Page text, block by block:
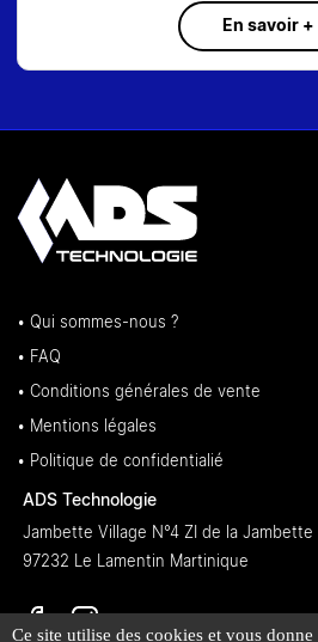
En savoir +
• Qui sommes-nous ?
• FAQ
• Conditions générales de vente
• Mentions légales
• Politique de confidentialié
ADS Technologie
Jambette Village N°4 ZI de la Jambette
97232 Le Lamentin Martinique
Ce site utilise des cookies et vous